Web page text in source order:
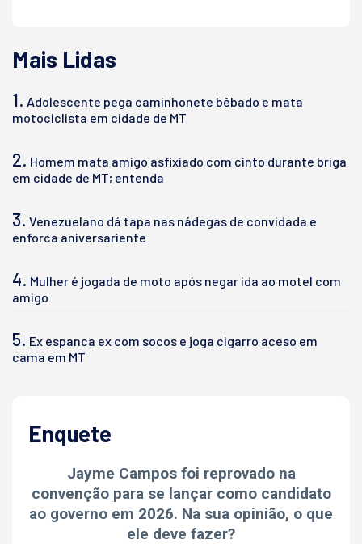
Mais Lidas
1. Adolescente pega caminhonete bêbado e mata
motociclista em cidade de MT
2. Homem mata amigo asfixiado com cinto durante briga
em cidade de MT; entenda
3. Venezuelano dá tapa nas nádegas de convidada e
enforca aniversariente
4. Mulher é jogada de moto após negar ida ao motel com
amigo
5. Ex espanca ex com socos e joga cigarro aceso em
cama em MT
Enquete
Jayme Campos foi reprovado na
convenção para se lançar como candidato
ao governo em 2026. Na sua opinião, o que
ele deve fazer?